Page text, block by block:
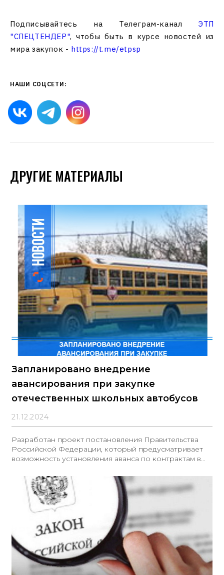
Подписывайтесь на Телеграм-каналЭТП
"СПЕЦТЕНДЕР", чтобы быть в курсе новостей из
мира закупок - https://t.me/etpsp
НАШИ СОЦСЕТИ:
ДРУГИЕ МАТЕРИАЛЫ
Запланировано внедрение
авансирования при закупке
отечественных школьных автобусов
21.12.2024
Разработан проект постановления Правительства
Российской Федерации, который предусматривает
возможность установления аванса по контрактам в
однако не превышающего лимитов бюджетных
обязательств, доведенных до Министерства
промышленности и торговли Российской Федерации
на соответствующий финансовый год.
Запланированные закупки будут осуществлены в 2025